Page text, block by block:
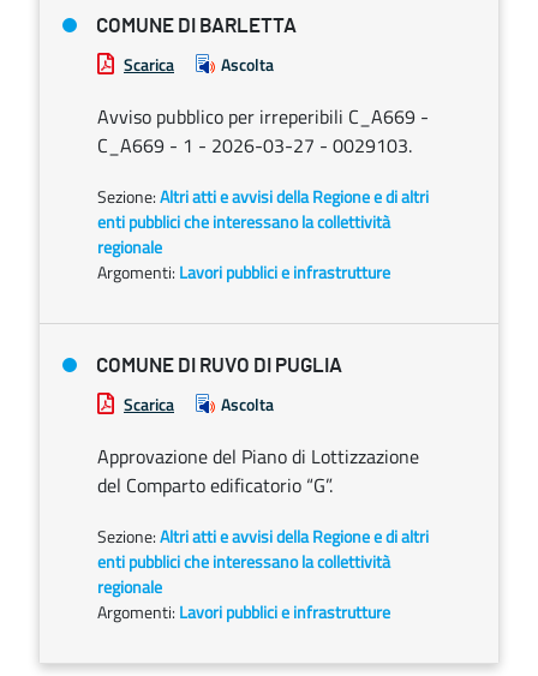
COMUNE DI BARLETTA
Scarica Ascolta
Avviso pubblico per irreperibili C_A669 -
C_A669 - 1 - 2026-03-27 - 0029103.
Sezione:Altri atti e avvisi della Regione e di altri
enti pubblici che interessano la collettività
regionale
Argomenti: Lavori pubblici e infrastrutture
COMUNE DI RUVO DI PUGLIA
Scarica Ascolta
Approvazione del Piano di Lottizzazione
del Comparto edificatorio “G”.
Sezione:Altri atti e avvisi della Regione e di altri
enti pubblici che interessano la collettività
regionale
Argomenti: Lavori pubblici e infrastrutture